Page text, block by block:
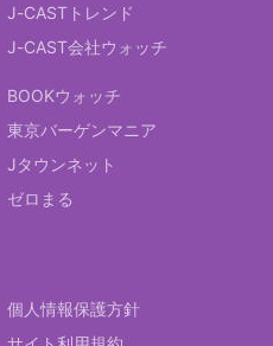
J-CASTトレンド
J-CAST会社ウォッチ
BOOKウォッチ
東京バーゲンマニア
Jタウンネット
ゼロまる
個人情報保護方針